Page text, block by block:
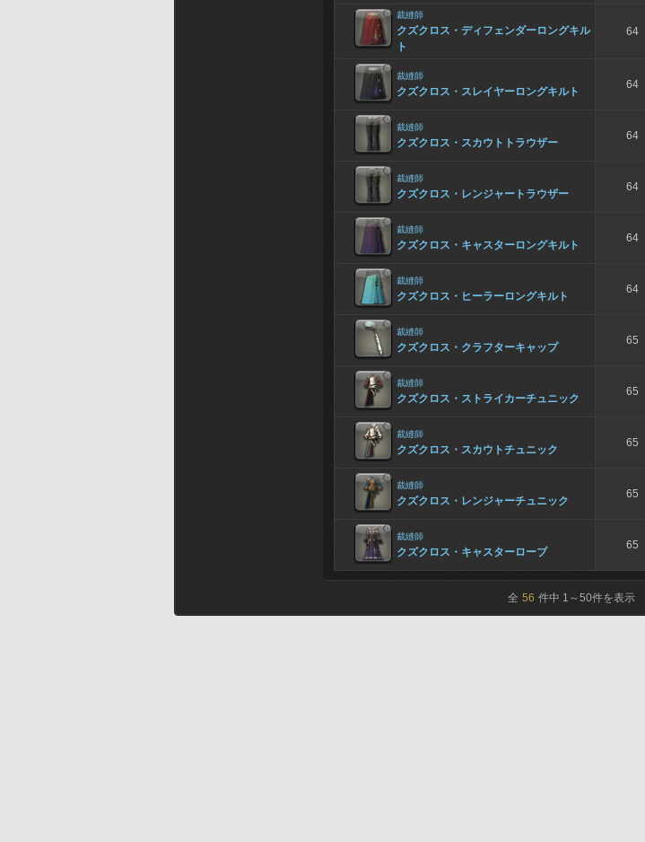
裁縫師
クズクロス・ディフェンダーロングキル
ト
64
裁縫師
クズクロス・スレイヤーロングキルト
64
裁縫師
クズクロス・スカウトトラウザー
64
裁縫師
クズクロス・レンジャートラウザー
64
裁縫師
クズクロス・キャスターロングキルト
64
裁縫師
クズクロス・ヒーラーロングキルト
64
裁縫師
クズクロス・クラフターキャップ
65
裁縫師
クズクロス・ストライカーチュニック
65
裁縫師
クズクロス・スカウトチュニック
65
裁縫師
クズクロス・レンジャーチュニック
65
裁縫師
クズクロス・キャスターローブ
65
全 56 件中 1 ～50件を表示